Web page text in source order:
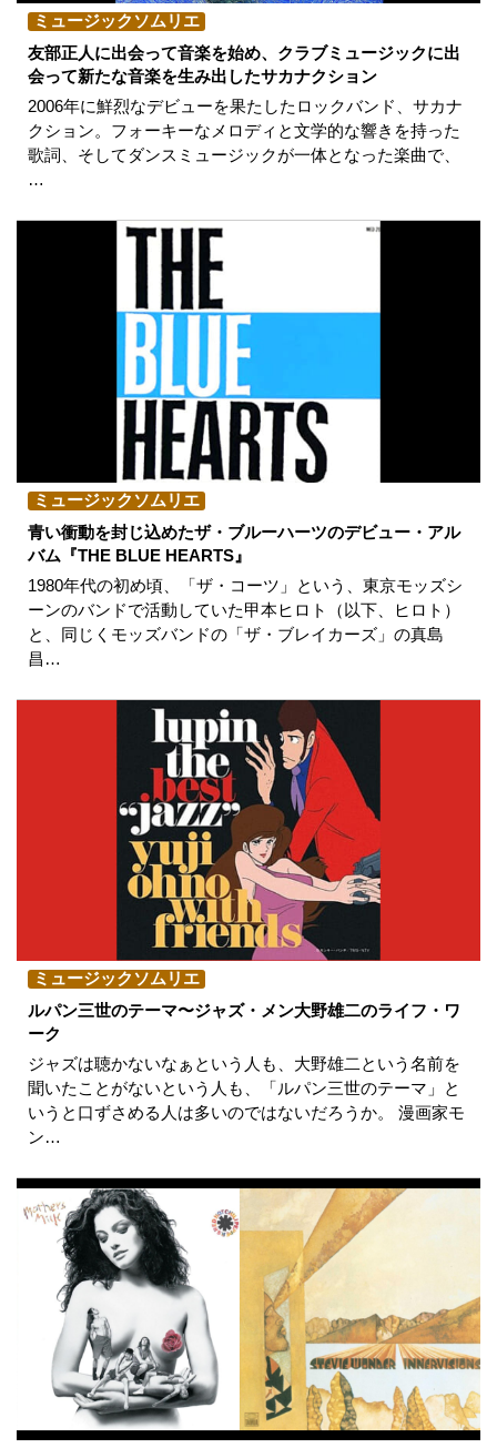
ミュージックソムリエ
友部正人に出会って音楽を始め、クラブミュージックに出
会って新たな音楽を生み出したサカナクション
2006年に鮮烈なデビューを果たしたロックバンド、サカナ
クション。フォーキーなメロディと文学的な響きを持った
歌詞、そしてダンスミュージックが一体となった楽曲で、
…
ミュージックソムリエ
青い衝動を封じ込めたザ・ブルーハーツのデビュー・アル
バム『THE BLUE HEARTS』
1980年代の初め頃、「ザ・コーツ」という、東京モッズシ
ーンのバンドで活動していた甲本ヒロト（以下、ヒロト）
と、同じくモッズバンドの「ザ・ブレイカーズ」の真島
昌…
ミュージックソムリエ
ルパン三世のテーマ〜ジャズ・メン大野雄二のライフ・ワ
ーク
ジャズは聴かないなぁという人も、大野雄二という名前を
聞いたことがないという人も、「ルパン三世のテーマ」と
いうと口ずさめる人は多いのではないだろうか。 漫画家モ
ン…